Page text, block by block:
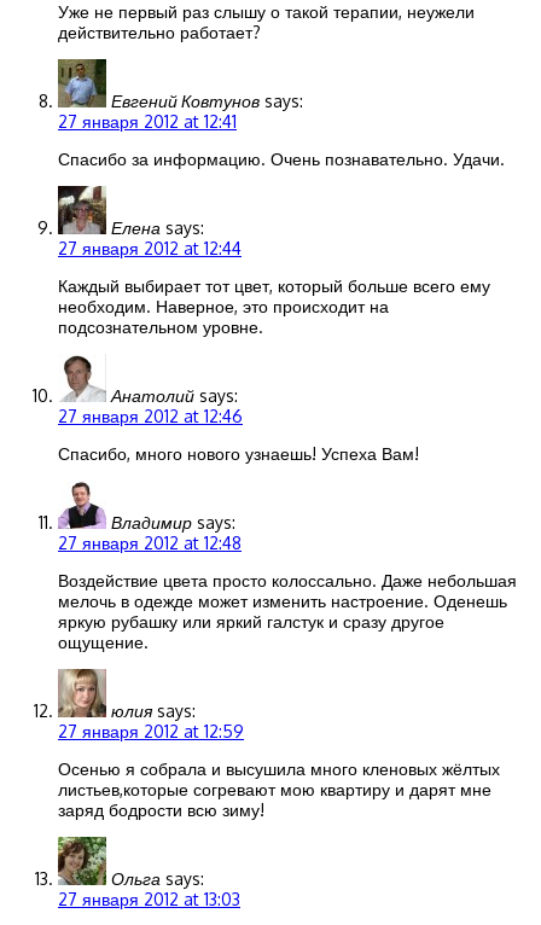
Уже не первый раз слышу о такой терапии, неужели
действительно работает?
Евгений Ковтунов says:
27 января 2012 at 12:41
Спасибо за информацию. Очень познавательно. Удачи.
Елена says:
27 января 2012 at 12:44
Каждый выбирает тот цвет, который больше всего ему
необходим. Наверное, это происходит на
подсознательном уровне.
Анатолий says:
27 января 2012 at 12:46
Спасибо, много нового узнаешь! Успеха Вам!
Владимир says:
27 января 2012 at 12:48
Воздействие цвета просто колоссально. Даже небольшая
мелочь в одежде может изменить настроение. Оденешь
яркую рубашку или яркий галстук и сразу другое
ощущение.
юлия says:
27 января 2012 at 12:59
Осенью я собрала и высушила много кленовых жёлтых
листьев,которые согревают мою квартиру и дарят мне
заряд бодрости всю зиму!
Ольга says:
27 января 2012 at 13:03